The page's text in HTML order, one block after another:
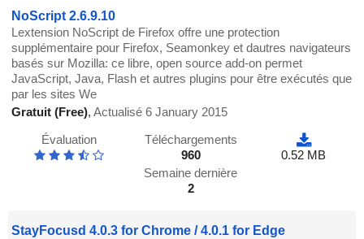
NoScript 2.6.9.10
Lextension NoScript de Firefox offre une protection
supplémentaire pour Firefox, Seamonkey et dautres navigateurs
basés sur Mozilla: ce libre, open source add-on permet
JavaScript, Java, Flash et autres plugins pour être exécutés que
par les sites We
Gratuit (Free),Actualisé 6 January 2015
Évaluation
Téléchargements
960
Semaine dernière
2
0.52 MB
StayFocusd 4.0.3 for Chrome / 4.0.1 for Edge